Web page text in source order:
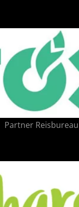
Partner Reisbureau